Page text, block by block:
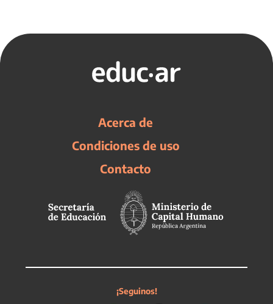
Acerca de
Condiciones de uso
Contacto
¡Seguinos!